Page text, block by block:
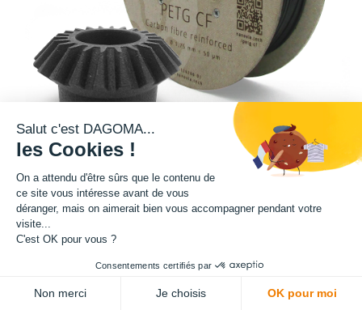
Matière : PETG CF
Diamètre : 1.75 mm
Grammage : 500 g
Salut c'est DAGOMA...
les Cookies !
On a attendu d'être sûrs que le contenu de
ce site vous intéresse avant de vous
déranger, mais on aimerait bien vous accompagner pendant votre
visite...
C'est OK pour vous ?
Consentements certifiés par
Non merci Je choisis OK pour moi